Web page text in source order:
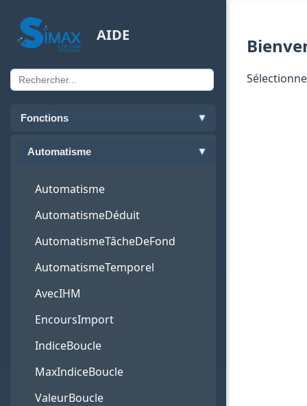
AIDE
Fonctions
Automatisme
Automatisme
AutomatismeDéduit
AutomatismeTâcheDeFond
AutomatismeTemporel
AvecIHM
EncoursImport
IndiceBoucle
MaxIndiceBoucle
ValeurBoucle